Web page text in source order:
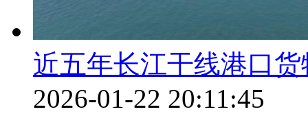
近五年长江干线港口
2026-01-22 20:11:45